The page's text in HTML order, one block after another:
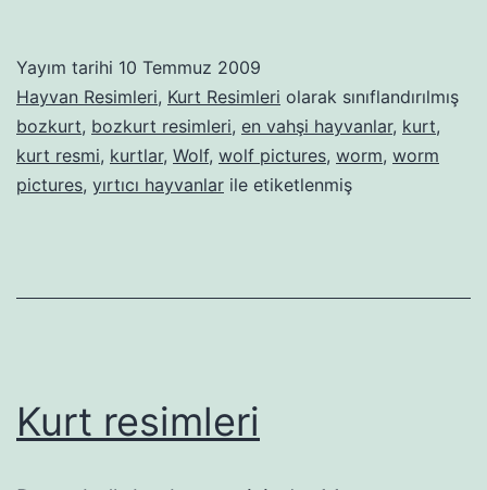
Yayım tarihi 10 Temmuz 2009
Hayvan Resimleri, Kurt Resimleri olarak sınıflandırılmış
bozkurt, bozkurt resimleri, en vahşi hayvanlar, kurt,
kurt resmi, kurtlar, Wolf, wolf pictures, worm, worm
pictures, yırtıcı hayvanlar ile etiketlenmiş
Kurt resimleri